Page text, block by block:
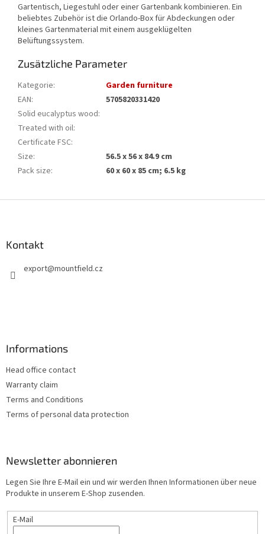
Gartentisch, Liegestuhl oder einer Gartenbank kombinieren. Ein
beliebtes Zubehör ist die Orlando-Box für Abdeckungen oder
kleines Gartenmaterial mit einem ausgeklügelten
Belüftungssystem.
Zusätzliche Parameter
Kategorie:
Garden furniture
EAN:
5705820331420
Solid eucalyptus wood:
Treated with oil:
Certificate FSC:
Size:
56.5 x 56 x 84.9 cm
Pack size: 60 x 60 x 85 cm; 6.5 kg
Kontakt
export@mountfield.cz
Informations
Head office contact
Warranty claim
Terms and Conditions
Terms of personal data protection
Newsletter abonnieren
Legen Sie Ihre E-Mail ein und wir werden Ihnen Informationen über neue
Produkte in unserem E-Shop zusenden.
E-Mail